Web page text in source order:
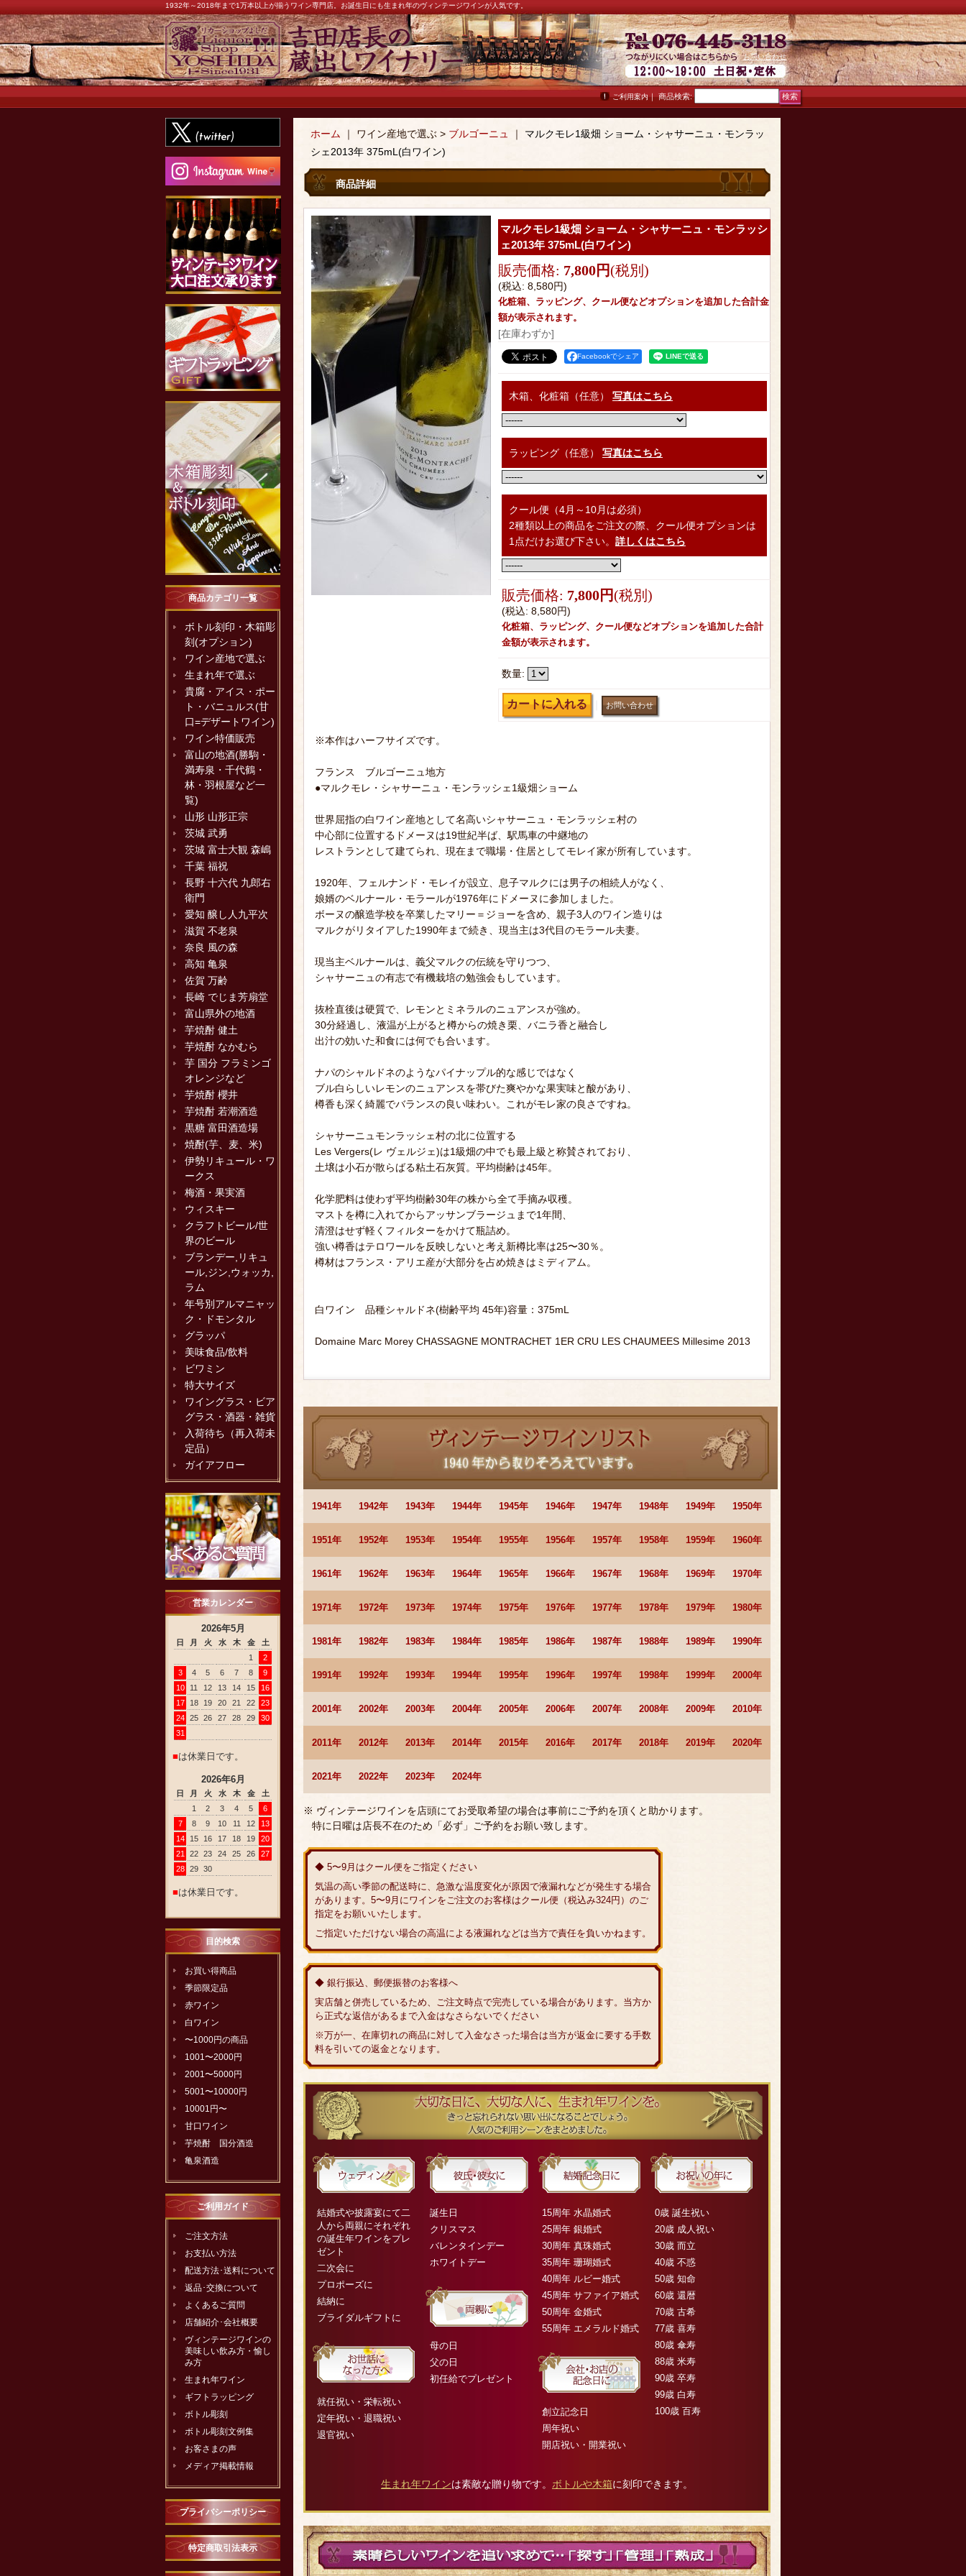
1932年～2018年まで1万本以上が揃うワイン専門店。お誕生日にも生まれ年のヴィンテージワインが人気です。
ご利用案内｜
お問い合わせ
商品検索:
商品カテゴリ一覧
ボトル刻印・木箱彫
刻(オプション)
ワイン産地で選ぶ
生まれ年で選ぶ
貴腐・アイス・ポー
ト・バニュルス(甘
口=デザートワイン)
ワイン特価販売
富山の地酒(勝駒・
満寿泉・千代鶴・
林・羽根屋など一
覧)
山形 山形正宗
茨城 武勇
茨城 富士大観 森嶋
千葉 福祝
長野 十六代 九郎右
衛門
愛知 醸し人九平次
滋賀 不老泉
奈良 風の森
高知 亀泉
佐賀 万齢
長崎 でじま芳扇堂
富山県外の地酒
芋焼酎 健土
芋焼酎 なかむら
芋 国分 フラミンゴ
オレンジなど
芋焼酎 櫻井
芋焼酎 若潮酒造
黒糖 富田酒造場
焼酎(芋、麦、米)
伊勢リキュール・ワ
ークス
梅酒・果実酒
ウィスキー
クラフトビール/世
界のビール
ブランデー,リキュ
ール,ジン,ウォッカ,
ラム
年号別アルマニャッ
ク・ドモンタル
グラッパ
美味食品/飲料
ビワミン
特大サイズ
ワイングラス・ビア
グラス・酒器・雑貨
入荷待ち（再入荷未
定品）
ガイアフロー
営業カレンダー
2026年5月
日 月 火 水 木 金
土
1
2
3
4 5 6 7 8
9
10
11 12 13 14 15
16
17
18 19 20 21 22
23
24
25 26 27 28 29
30
31
■は休業日です。
2026年6月
日 月 火 水 木 金
土
1
2 3 4 5
6
7
8 9 10 11 12
13
14
15 16 17 18 19
20
21
22 23 24 25 26
27
28
29 30
■は休業日です。
目的検索
お買い得商品
季節限定品
赤ワイン
白ワイン
〜1000円の商品
1001〜2000円
2001〜5000円
5001〜10000円
10001円〜
甘口ワイン
芋焼酎 国分酒造
亀泉酒造
ご利用ガイド
ご注文方法
お支払い方法
配送方法･送料について
返品･交換について
よくあるご質問
店舗紹介･会社概要
ヴィンテージワインの
美味しい飲み方・愉し
み方
生まれ年ワイン
ギフトラッピング
ボトル彫刻
ボトル彫刻文例集
お客さまの声
メディア掲載情報
プライバシーポリシー
特定商取引法表示
ホーム ｜ ワイン産地で選ぶ > ブルゴーニュ ｜ マルクモレ1級畑 ショーム・シャサーニュ・モンラッ
シェ2013年 375mL(白ワイン)
商品詳細
マルクモレ1級畑 ショーム・シャサーニュ・モンラッシ
ェ2013年 375mL(白ワイン)
販売価格: 7,800円(税別)
(税込: 8,580円)
化粧箱、ラッピング、クール便などオプションを追加した合計金
額が表示されます。
[在庫わずか]
Facebookでシェア
木箱、化粧箱（任意） 写真はこちら
ラッピング（任意） 写真はこちら
クール便（4月～10月は必須）
2種類以上の商品をご注文の際、クール便オプションは
1点だけお選び下さい。 詳しくはこちら
販売価格: 7,800円(税別)
(税込: 8,580円)
化粧箱、ラッピング、クール便などオプションを追加した合計
金額が表示されます。
数量:
※本作はハーフサイズです。
フランス ブルゴーニュ地方
●マルクモレ・シャサーニュ・モンラッシェ1級畑ショーム
世界屈指の白ワイン産地として名高いシャサーニュ・モンラッシェ村の
中心部に位置するドメーヌは19世紀半ば、駅馬車の中継地の
レストランとして建てられ、現在まで職場・住居としてモレイ家が所有しています。
1920年、フェルナンド・モレイが設立、息子マルクには男子の相続人がなく、
娘婿のベルナール・モラールが1976年にドメーヌに参加しました。
ボーヌの醸造学校を卒業したマリー＝ジョーを含め、親子3人のワイン造りは
マルクがリタイアした1990年まで続き、現当主は3代目のモラール夫妻。
現当主ベルナールは、義父マルクの伝統を守りつつ、
シャサーニュの有志で有機栽培の勉強会もしています。
抜栓直後は硬質で、レモンとミネラルのニュアンスが強め。
30分経過し、液温が上がると樽からの焼き栗、バニラ香と融合し
出汁の効いた和食には何でも合います。
ナパのシャルドネのようなパイナップル的な感じではなく
ブル白らしいレモンのニュアンスを帯びた爽やかな果実味と酸があり、
樽香も深く綺麗でバランスの良い味わい。これがモレ家の良さですね。
シャサーニュモンラッシェ村の北に位置する
Les Vergers(レ ヴェルジェ)は1級畑の中でも最上級と称賛されており、
土壌は小石が散らばる粘土石灰質。平均樹齢は45年。
化学肥料は使わず平均樹齢30年の株から全て手摘み収穫。
マストを樽に入れてからアッサンブラージュまで1年間、
清澄はせず軽くフィルターをかけて瓶詰め。
強い樽香はテロワールを反映しないと考え新樽比率は25〜30％。
樽材はフランス・アリエ産が大部分を占め焼きはミディアム。
白ワイン 品種シャルドネ(樹齢平均 45年)容量：375mL
Domaine Marc Morey CHASSAGNE MONTRACHET 1ER CRU LES CHAUMEES Millesime 2013
1941年 1942年 1943年 1944年 1945年 1946年 1947年 1948年 1949年 1950年
1951年 1952年 1953年 1954年 1955年 1956年 1957年 1958年 1959年 1960年
1961年 1962年 1963年 1964年 1965年 1966年 1967年 1968年 1969年 1970年
1971年 1972年 1973年 1974年 1975年 1976年 1977年 1978年 1979年 1980年
1981年 1982年 1983年 1984年 1985年 1986年 1987年 1988年 1989年 1990年
1991年 1992年 1993年 1994年 1995年 1996年 1997年 1998年 1999年 2000年
2001年 2002年 2003年 2004年 2005年 2006年 2007年 2008年 2009年 2010年
2011年 2012年 2013年 2014年 2015年 2016年 2017年 2018年 2019年 2020年
2021年 2022年 2023年 2024年
※ ヴィンテージワインを店頭にてお受取希望の場合は事前にご予約を頂くと助かります。
特に日曜は店長不在のため「必ず」ご予約をお願い致します。
◆ 5〜9月はクール便をご指定ください
気温の高い季節の配送時に、急激な温度変化が原因で液漏れなどが発生する場合
があります。5〜9月にワインをご注文のお客様はクール便（税込み324円）のご
指定をお願いいたします。
ご指定いただけない場合の高温による液漏れなどは当方で責任を負いかねます。
◆ 銀行振込、郵便振替のお客様へ
実店舗と併売しているため、ご注文時点で完売している場合があります。当方か
ら正式な返信があるまで入金はなさらないでください
※万が一、在庫切れの商品に対して入金なさった場合は当方が返金に要する手数
料を引いての返金となります。
結婚式や披露宴にて二
人から両親にそれぞれ
の誕生年ワインをプレ
ゼント
二次会に
プロポーズに
結納に
ブライダルギフトに
就任祝い・栄転祝い
定年祝い・退職祝い
退官祝い
誕生日
クリスマス
バレンタインデー
ホワイトデー
母の日
父の日
初任給でプレゼント
15周年 水晶婚式
25周年 銀婚式
30周年 真珠婚式
35周年 珊瑚婚式
40周年 ルビー婚式
45周年 サファイア婚式
50周年 金婚式
55周年 エメラルド婚式
創立記念日
周年祝い
開店祝い・開業祝い
0歳 誕生祝い
20歳 成人祝い
30歳 而立
40歳 不惑
50歳 知命
60歳 還暦
70歳 古希
77歳 喜寿
80歳 傘寿
88歳 米寿
90歳 卒寿
99歳 白寿
100歳 百寿
生まれ年ワインは素敵な贈り物です。 ボトルや木箱に刻印できます。